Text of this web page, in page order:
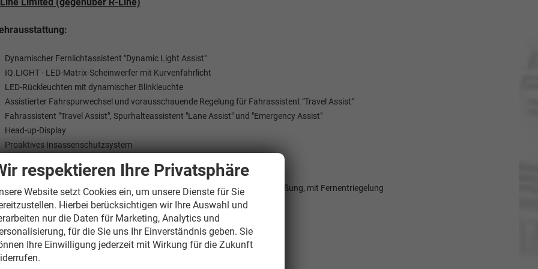
Dynamischer Fernlichtassistent "Dynamic Light Assist"
IQ.LIGHT - LED-Matrix-Scheinwerfer mit Kurvenfahrlicht
LED-Rückleuchten mit dynamischer Blinkleuchte
Assistierter Fahrspurwechsel und vorausschauende Regelung für Fahrassistent "Travel Assist"
Fahrassistent "Travel Assist", Spurhalteassistent "Lane Assist" und "Emergency Assist"
Head-up-Display
Proaktives Insassenschutzsystem
Stauassistent
"Easy Open & Close" - Heckklappe mit sensorgesteuerter Öffnung und Schließung, mit Fernentriegelung
Metallic-Lackierung kostenlos wählbar
Keine
respektieren Ihre Privatsphäre
Website setzt Cookies ein, um unsere Dienste für Sie
Hierbei berücksichtigen wir Ihre Auswahl und
nur die Daten für Marketing, Analytics und
für die Sie uns Ihr Einverständnis geben. Sie
Ihre Einwilligung jederzeit mit Wirkung für die Zukunft